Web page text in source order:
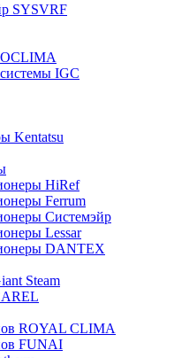
SYSVRF
IGC
Kentatsu
HiRef
Ferrum
Системэйр
Lessar
DANTEX
Steam
ROYAL CLIMA
FUNAI